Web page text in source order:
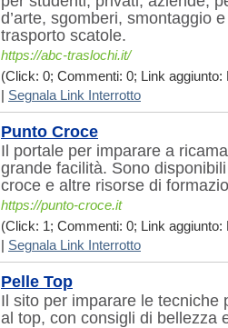
d’arte, sgomberi, smontaggio
trasporto scatole.
https://abc-traslochi.it/
(Click: 0; Commenti: 0; Link aggiunto:
Segnala Link Interrotto
Punto Croce
Il portale per imparare a
grande facilità. Sono
croce e altre risorse di
https://punto-croce.it
(Click: 1; Commenti: 0; Link aggiunto:
Segnala Link Interrotto
Pelle Top
Il sito per imparare le tecniche
al top, con consigli di bellezza